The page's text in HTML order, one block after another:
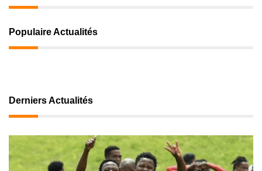
Populaire Actualités
Derniers Actualités